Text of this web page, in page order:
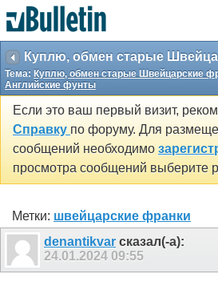
Тема: Куплю, обмен старые Швейцарские
Английские фунты
Если это ваш первый визит,
Справку по форуму. Для
сообщений необходимо
просмотра сообщений выберите
Метки: швейцарские франки
denantikvar сказал(-а):
24.01.2024 09:55